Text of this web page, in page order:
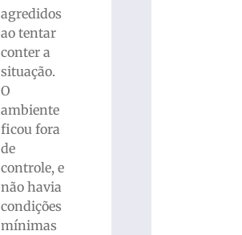
agredidos
ao tentar
conter a
situação.
O
ambiente
ficou fora
de
controle, e
não havia
condições
mínimas